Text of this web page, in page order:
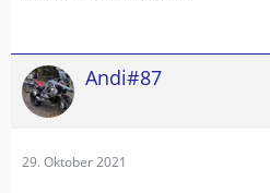
Andi#87
29. Oktober 2021